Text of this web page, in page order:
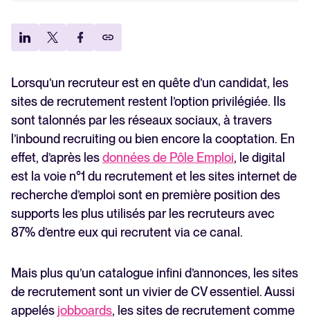
généralistes en 2026
Comment choisir un site de recrutement ?
FAQ
Lorsqu’un recruteur est en quête d’un candidat, les
sites de recrutement restent l’option privilégiée. Ils
sont talonnés par les réseaux sociaux, à travers
l’inbound recruiting ou bien encore la cooptation. En
effet, d’après lesdonnées de Pôle Emploi, le digital
est la voie n°1 du recrutement et les sites internet de
recherche d’emploi sont en première position des
supports les plus utilisés par les recruteurs avec
87% d’entre eux qui recrutent via ce canal.
Mais plus qu’un catalogue infini d’annonces, les sites
de recrutement sont un vivier de CV essentiel. Aussi
appelésjobboards, les sites de recrutement comme